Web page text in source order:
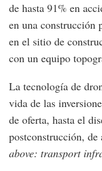
de hasta 91% en
en una construcción
en el sitio de
con un equipo
La tecnología de
vida de las
de oferta, hasta el
postconstrucción,
above: transport